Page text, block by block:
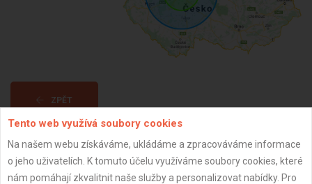
ZPĚT
Aktualizováno z portálu ARES dne 28.12.2023 22:45:09
Tento web využívá soubory cookies
Na našem webu získáváme, ukládáme a zpracováváme informace
o jeho uživatelích. K tomuto účelu využíváme soubory cookies, které
nám pomáhají zkvalitnit naše služby a personalizovat nabídky. Pro